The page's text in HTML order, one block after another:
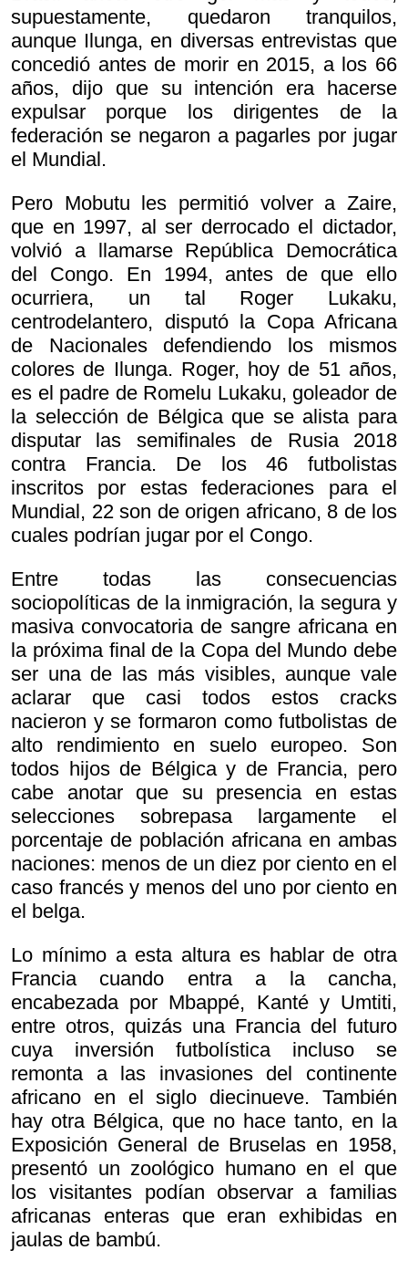
supuestamente, quedaron tranquilos,
aunque Ilunga, en diversas entrevistas que
concedió antes de morir en 2015, a los 66
años, dijo que su intención era hacerse
expulsar porque los dirigentes de la
federación se negaron a pagarles por jugar
el Mundial.
Pero Mobutu les permitió volver a Zaire,
que en 1997, al ser derrocado el dictador,
volvió a llamarse República Democrática
del Congo. En 1994, antes de que ello
ocurriera, un tal Roger Lukaku,
centrodelantero, disputó la Copa Africana
de Nacionales defendiendo los mismos
colores de Ilunga. Roger, hoy de 51 años,
es el padre de Romelu Lukaku, goleador de
la selección de Bélgica que se alista para
disputar las semifinales de Rusia 2018
contra Francia. De los 46 futbolistas
inscritos por estas federaciones para el
Mundial, 22 son de origen africano, 8 de los
cuales podrían jugar por el Congo.
Entre todas las consecuencias
sociopolíticas de la inmigración, la segura y
masiva convocatoria de sangre africana en
la próxima final de la Copa del Mundo debe
ser una de las más visibles, aunque vale
aclarar que casi todos estos cracks
nacieron y se formaron como futbolistas de
alto rendimiento en suelo europeo. Son
todos hijos de Bélgica y de Francia, pero
cabe anotar que su presencia en estas
selecciones sobrepasa largamente el
porcentaje de población africana en ambas
naciones: menos de un diez por ciento en el
caso francés y menos del uno por ciento en
el belga.
Lo mínimo a esta altura es hablar de otra
Francia cuando entra a la cancha,
encabezada por Mbappé, Kanté y Umtiti,
entre otros, quizás una Francia del futuro
cuya inversión futbolística incluso se
remonta a las invasiones del continente
africano en el siglo diecinueve. También
hay otra Bélgica, que no hace tanto, en la
Exposición General de Bruselas en 1958,
presentó un zoológico humano en el que
los visitantes podían observar a familias
africanas enteras que eran exhibidas en
jaulas de bambú.